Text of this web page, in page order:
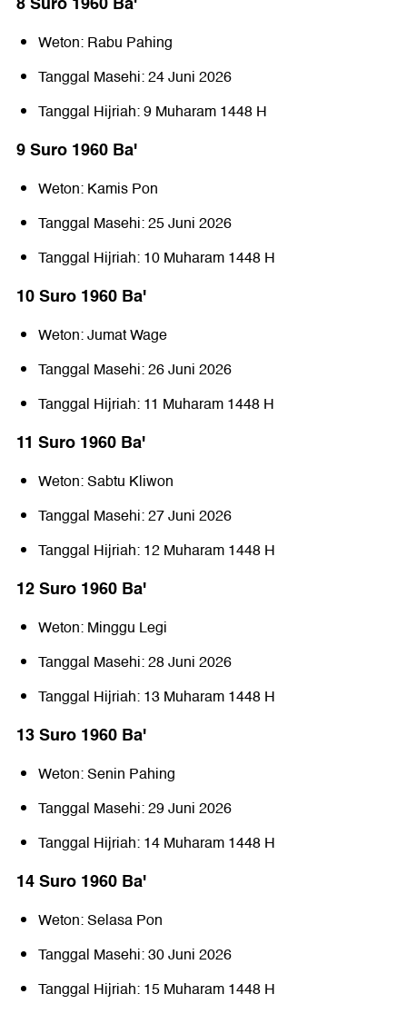
Weton: Rabu Pahing
Tanggal Masehi: 24 Juni 2026
Tanggal Hijriah: 9 Muharam 1448 H
9 Suro 1960 Baꞌ
Weton: Kamis Pon
Tanggal Masehi: 25 Juni 2026
Tanggal Hijriah: 10 Muharam 1448 H
10 Suro 1960 Baꞌ
Weton: Jumat Wage
Tanggal Masehi: 26 Juni 2026
Tanggal Hijriah: 11 Muharam 1448 H
11 Suro 1960 Baꞌ
Weton: Sabtu Kliwon
Tanggal Masehi: 27 Juni 2026
Tanggal Hijriah: 12 Muharam 1448 H
12 Suro 1960 Baꞌ
Weton: Minggu Legi
Tanggal Masehi: 28 Juni 2026
Tanggal Hijriah: 13 Muharam 1448 H
13 Suro 1960 Baꞌ
Weton: Senin Pahing
Tanggal Masehi: 29 Juni 2026
Tanggal Hijriah: 14 Muharam 1448 H
14 Suro 1960 Baꞌ
Weton: Selasa Pon
Tanggal Masehi: 30 Juni 2026
Tanggal Hijriah: 15 Muharam 1448 H